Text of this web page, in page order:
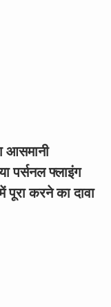
आसमानी
पर्सनल फ्लाइंग
करने का दावा